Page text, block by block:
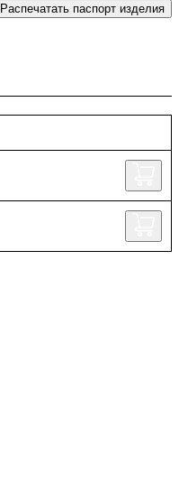
Распечатать паспорт изделия